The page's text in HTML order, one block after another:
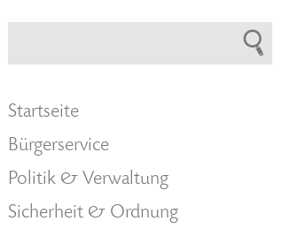
Startseite
Bürgerservice
Politik & Verwaltung
Sicherheit & Ordnung